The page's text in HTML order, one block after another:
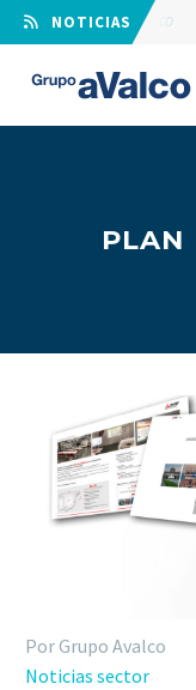
⠀NOTICIAS
25 AÑOS DE GRUPO AVALCO
PLAN
Por Grupo Avalco
Noticias sector